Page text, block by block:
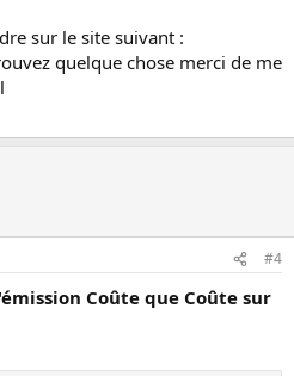
sur le site suivant :
quelque chose merci de me
#4
Coûte que Coûte sur